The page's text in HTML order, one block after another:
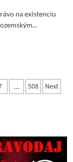
na existenciu
… 508 Next